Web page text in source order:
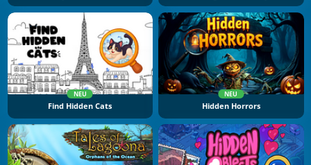
NEU
Find Hidden Cats
NEU
Hidden Horrors